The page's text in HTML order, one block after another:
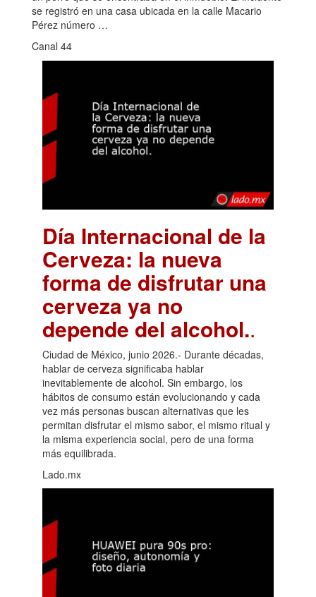
se registró en una casa ubicada en la calle Macario
Pérez número …
Canal 44
Día Internacional de la
Cerveza: la nueva
forma de disfrutar una
cerveza ya no
depende del alcohol..
Ciudad de México, junio 2026.- Durante décadas,
hablar de cerveza significaba hablar
inevitablemente de alcohol. Sin embargo, los
hábitos de consumo están evolucionando y cada
vez más personas buscan alternativas que les
permitan disfrutar el mismo sabor, el mismo ritual y
la misma experiencia social, pero de una forma
más equilibrada.
Lado.mx